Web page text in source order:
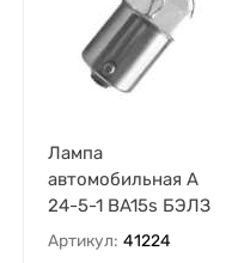
Лампа
автомобильная А
24-5-1 BA15s БЭЛЗ
Артикул: 41224